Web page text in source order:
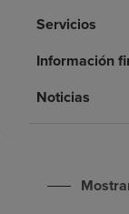
Acerca de
Servicios
Información
Noticias